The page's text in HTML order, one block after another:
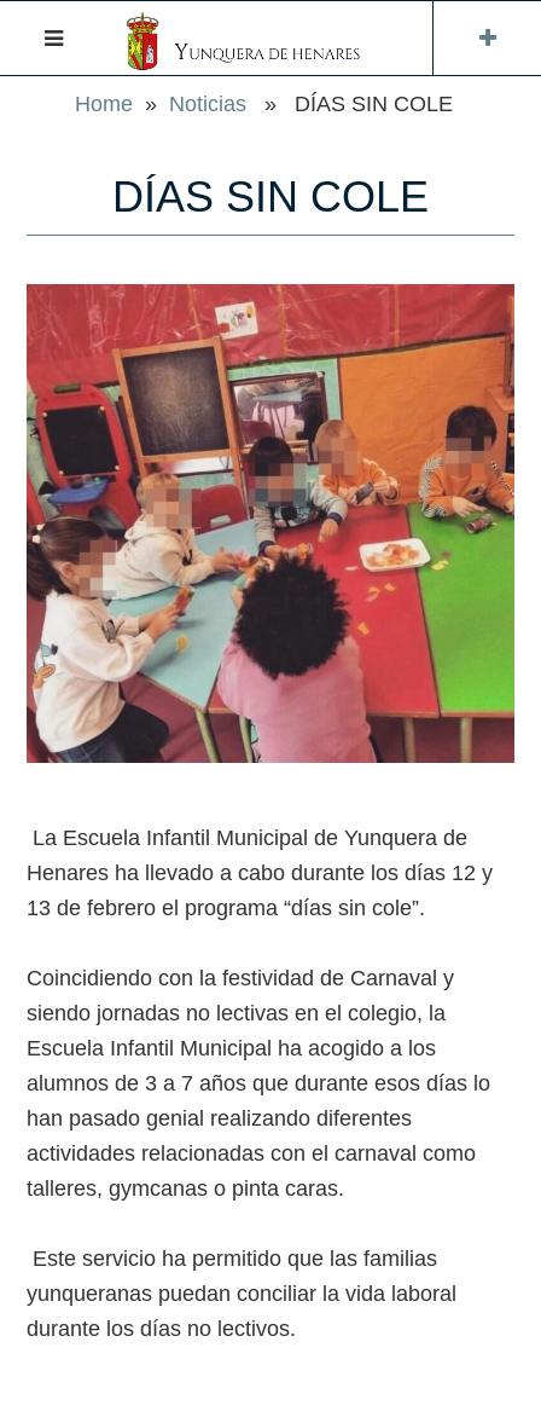
Home » Noticias » DÍAS SIN COLE
DÍAS SIN COLE
La Escuela Infantil Municipal de Yunquera de
Henares ha llevado a cabo durante los días 12 y
13 de febrero el programa “días sin cole”.
Coincidiendo con la festividad de Carnaval y
siendo jornadas no lectivas en el colegio, la
Escuela Infantil Municipal ha acogido a los
alumnos de 3 a 7 años que durante esos días lo
han pasado genial realizando diferentes
actividades relacionadas con el carnaval como
talleres, gymcanas o pinta caras.
Este servicio ha permitido que las familias
yunqueranas puedan conciliar la vida laboral
durante los días no lectivos.